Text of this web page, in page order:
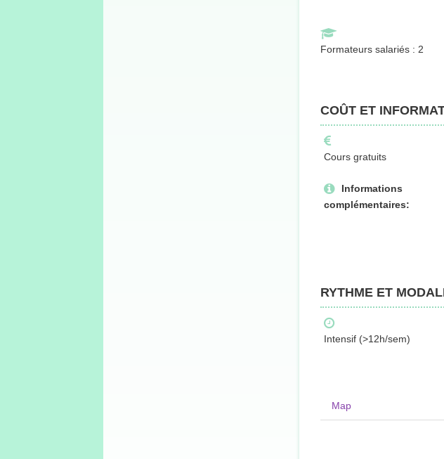
Formateurs salariés : 2
COÛT ET
Cours gratuits
Informations
complémentaires:
RYTHME ET
Intensif (>12h/sem)
Map